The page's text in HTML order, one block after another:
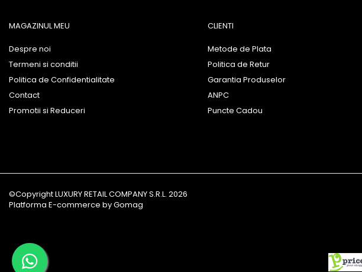
MAGAZINUL MEU
Despre noi
Termeni si conditii
Politica de Confidentialitate
Contact
Promotii si Reduceri
CLIENTI
Metode de Plata
Politica de Retur
Garantia Produselor
ANPC
Puncte Cadou
©Copyright LUXURY RETAIL COMPANY S.R.L. 2026
Platforma E-commerce by Gomag